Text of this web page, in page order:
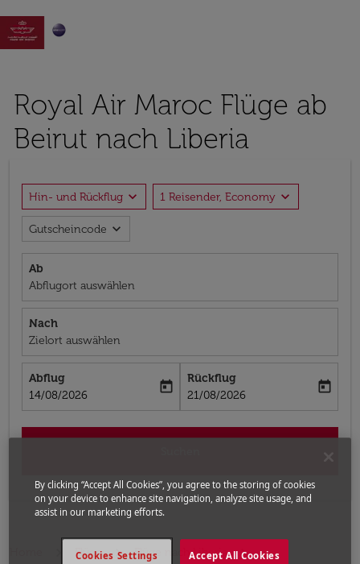

Royal Air Maroc Flüge ab
Beirut nach Liberia
Hin- und Rückflug expand_more 1 Reisender, Economy expand_more
Gutscheincode expand_more
Ab
Abflugort auswählen
Nach
Zielort auswählen
Abflug
fc-booking-departure-date-aria-label
14/08/2026
today
Rückflug
fc-booking-return-date-aria-label
21/08/2026
today
Flüge
Flüge nach Liberia
By clicking “Accept All Cookies”, you agree to the storing of cookies
on your device to enhance site navigation, analyze site usage, and
assist in our marketing efforts.
Accept All Cookies
Cookies Settings